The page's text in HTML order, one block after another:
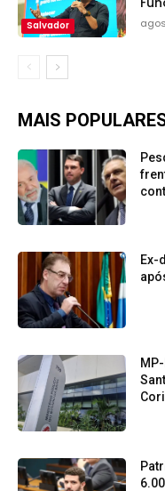
Salvador
MAIS
Ex-